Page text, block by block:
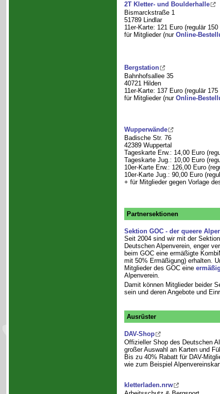
2T Kletter- und Boulderhalle
Bismarckstraße 1
51789 Lindlar
11er-Karte: 121 Euro (regulär 150
für Mitglieder (nur Online-
Bergstation
Bahnhofsallee 35
40721 Hilden
11er-Karte: 137 Euro (regulär 175
für Mitglieder (nur Online-
Wupperwände
Badische Str. 76
42389 Wuppertal
Tageskarte Erw.: 14,00 Euro
Tageskarte Jug.: 10,00 Euro
10er-Karte Erw.: 126,00 Euro
10er-Karte Jug.: 90,00 Euro
+ für Mitglieder gegen Vorlage
Partnersektionen
Sektion GOC - der queere
Seit 2004 sind wir mit der
Deutschen Alpenverein, enger
beim GOC eine ermäßigte
mit 50% Ermäßigung) erhalten.
Mitglieder des GOC eine
Alpenverein.
Damit können Mitglieder beider
sein und deren Angebote und
Ausrüster
DAV-Shop
Offizieller Shop des Deutschen
großer Auswahl an Karten und
Bis zu 40% Rabatt für DAV-
wie zum Beispiel
kletterladen.nrw